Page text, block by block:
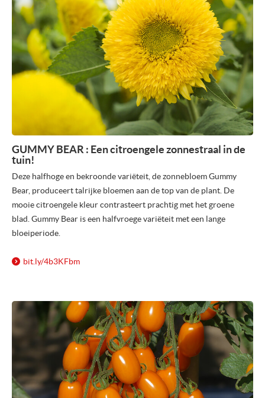
GUMMY BEAR : Een citroengele zonnestraal in de
tuin!
Deze halfhoge en bekroonde variëteit, de zonnebloem Gummy
Bear, produceert talrijke bloemen aan de top van de plant. De
mooie citroengele kleur contrasteert prachtig met het groene
blad. Gummy Bear is een halfvroege variëteit met een lange
bloeiperiode.
bit.ly/4b3KFbm